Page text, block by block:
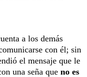
a los demás
con él; sin
el mensaje que le
una seña que no es